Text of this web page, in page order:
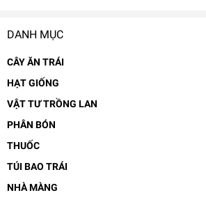
DANH MỤC
CÂY ĂN TRÁI
HẠT GIỐNG
VẬT TƯ TRỒNG LAN
PHÂN BÓN
THUỐC
TÚI BAO TRÁI
NHÀ MÀNG